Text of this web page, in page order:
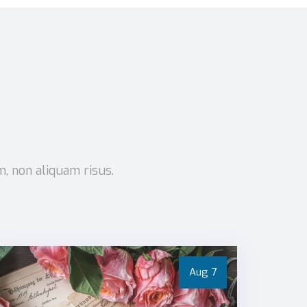
non aliquam risus.
Aug 7